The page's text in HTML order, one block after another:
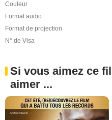
Couleur
Format audio
Format de projection
N° de Visa
Si vous aimez ce
aimer ...